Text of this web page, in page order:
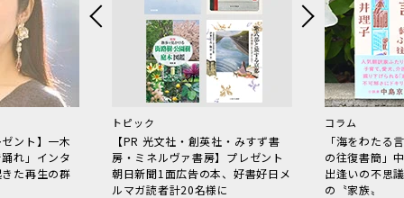
ント】一木
れ」インタ
た再生の群
トピック
【PR 光文社・創英社・みすず書
房・ミネルヴァ書房】プレゼント
朝日新聞1面広告の本、好書好日メ
ルマガ読者計20名様に
コラム
「海をわた
の往復書簡」
出逢いの不思
の〝家族〟